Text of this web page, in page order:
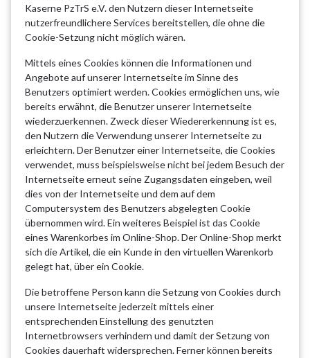
Kaserne PzTrS e.V. den Nutzern dieser Internetseite
nutzerfreundlichere Services bereitstellen, die ohne die
Cookie-Setzung nicht möglich wären.
Mittels eines Cookies können die Informationen und
Angebote auf unserer Internetseite im Sinne des
Benutzers optimiert werden. Cookies ermöglichen uns, wie
bereits erwähnt, die Benutzer unserer Internetseite
wiederzuerkennen. Zweck dieser Wiedererkennung ist es,
den Nutzern die Verwendung unserer Internetseite zu
erleichtern. Der Benutzer einer Internetseite, die Cookies
verwendet, muss beispielsweise nicht bei jedem Besuch der
Internetseite erneut seine Zugangsdaten eingeben, weil
dies von der Internetseite und dem auf dem
Computersystem des Benutzers abgelegten Cookie
übernommen wird. Ein weiteres Beispiel ist das Cookie
eines Warenkorbes im Online-Shop. Der Online-Shop merkt
sich die Artikel, die ein Kunde in den virtuellen Warenkorb
gelegt hat, über ein Cookie.
Die betroffene Person kann die Setzung von Cookies durch
unsere Internetseite jederzeit mittels einer
entsprechenden Einstellung des genutzten
Internetbrowsers verhindern und damit der Setzung von
Cookies dauerhaft widersprechen. Ferner können bereits